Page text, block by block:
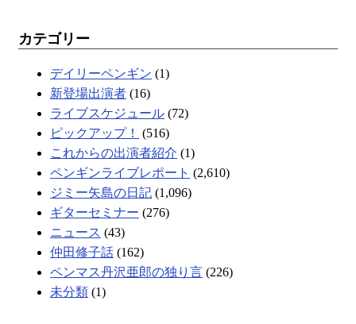
カテゴリー
デイリーペンギン (1)
新登場出演者 (16)
ライブスケジュール (72)
ピックアップ！
(516)
これからの出演者紹介 (1)
ペンギンライブレポート (2,610)
ジミー矢島の日記 (1,096)
ギターセミナー (276)
ニュース (43)
仲田修子話 (162)
ペンマス丹沢亜郎の独り言 (226)
未分類 (1)